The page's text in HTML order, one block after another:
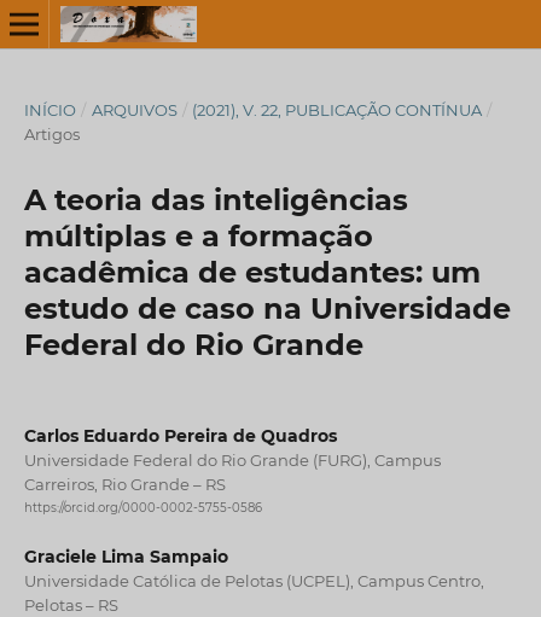
INÍCIO / ARQUIVOS / (2021), V. 22, PUBLICAÇÃO CONTÍNUA /
Artigos
A teoria das inteligências
múltiplas e a formação
acadêmica de estudantes: um
estudo de caso na Universidade
Federal do Rio Grande
Carlos Eduardo Pereira de Quadros
Universidade Federal do Rio Grande (FURG), Campus
Carreiros, Rio Grande – RS
https://orcid.org/0000-0002-5755-0586
Graciele Lima Sampaio
Universidade Católica de Pelotas (UCPEL), Campus Centro,
Pelotas – RS